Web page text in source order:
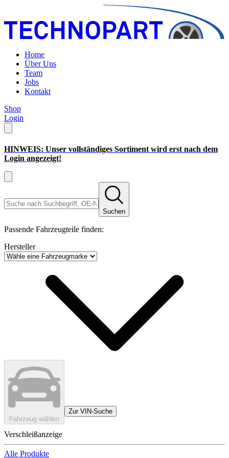
Home
Über Uns
Team
Jobs
Kontakt
Shop
Login
HINWEIS: Unser vollständiges Sortiment wird erst nach dem
Login angezeigt!
Suchen
Passende Fahrzeugteile finden:
Hersteller
Fahrzeug wählen
Zur VIN-Suche
Verschleißanzeige
Alle Produkte